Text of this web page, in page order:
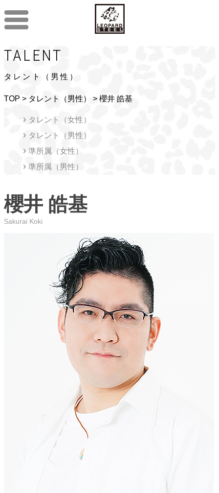
TALENT
タレント（男性）
TOP > タレント（男性） > 櫻井 皓基
タレント（女性）
タレント（男性）
準所属（女性）
準所属（男性）
櫻井 皓基
Sakurai Koki